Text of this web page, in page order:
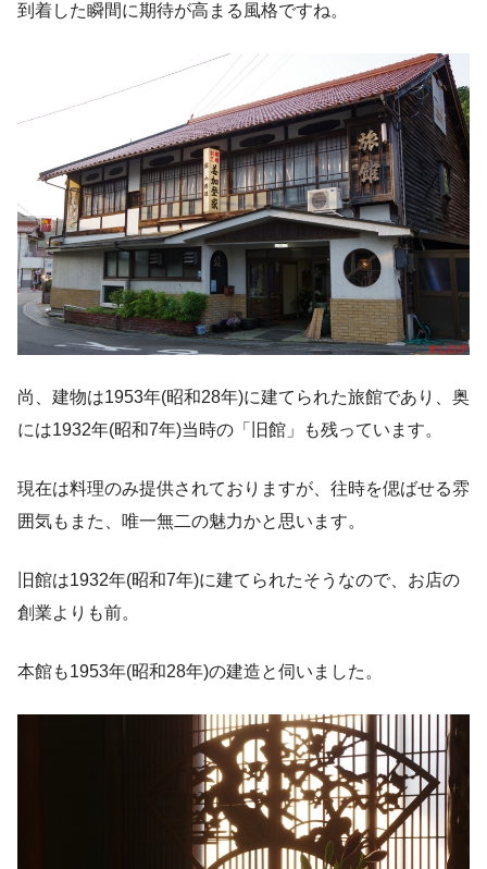
到着した瞬間に期待が高まる風格ですね。
尚、建物は1953年(昭和28年)に建てられた旅館であり、奥
には1932年(昭和7年)当時の「旧館」も残っています。
現在は料理のみ提供されておりますが、往時を偲ばせる雰
囲気もまた、唯一無二の魅力かと思います。
旧館は1932年(昭和7年)に建てられたそうなので、お店の
創業よりも前。
本館も1953年(昭和28年)の建造と伺いました。